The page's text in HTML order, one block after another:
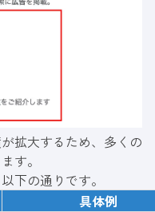
拡大するため、多くの
す。
下の通りです。
具体例